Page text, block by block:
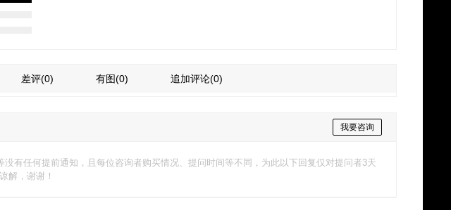
差评(0) 有图(0) 追加评论(0)
我要咨询
有任何提前通知，且每位咨询者购买情况、提问时间等不同，为此以下回复仅对提问者3天
解，谢谢！